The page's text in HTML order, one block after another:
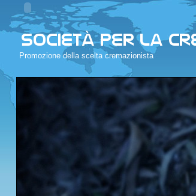
Promozione della scelta cremazionista